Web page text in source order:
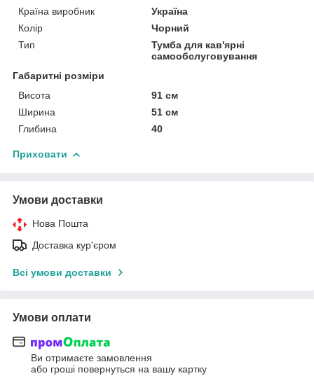
Країна виробник
Україна
Колір
Чорний
Тип
Тумба для кав'ярні
самообслуговування
Габаритні розміри
Висота
91 см
Ширина
51 см
Глибина
40
Приховати
Умови доставки
Нова Пошта
Доставка кур'єром
Всі умови доставки
Умови оплати
Ви отримаєте замовлення
або гроші повернуться на вашу картку